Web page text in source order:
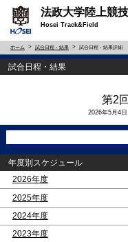
法政大学陸上競
Hosei Track&Field
ホーム 試合日程・結果 試合日程・結果詳細
試合日程・結果
第2
2026年5月4
年度別スケジュール
2026年度
2025年度
2024年度
2023年度